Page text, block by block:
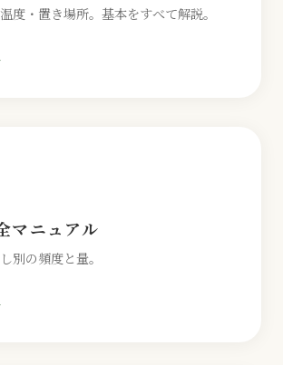
度・置き場所。基本をすべて解説。
マニュアル
別の頻度と量。